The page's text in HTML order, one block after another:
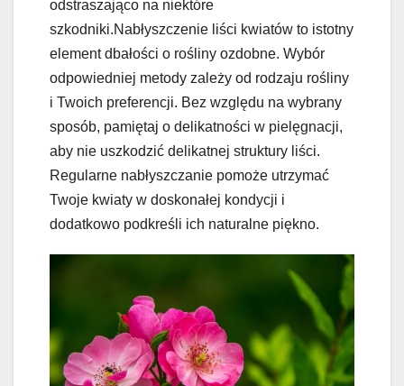
odstraszająco na niektóre
szkodniki.Nabłyszczenie liści kwiatów to istotny
element dbałości o rośliny ozdobne. Wybór
odpowiedniej metody zależy od rodzaju rośliny
i Twoich preferencji. Bez względu na wybrany
sposób, pamiętaj o delikatności w pielęgnacji,
aby nie uszkodzić delikatnej struktury liści.
Regularne nabłyszczanie pomoże utrzymać
Twoje kwiaty w doskonałej kondycji i
dodatkowo podkreśli ich naturalne piękno.